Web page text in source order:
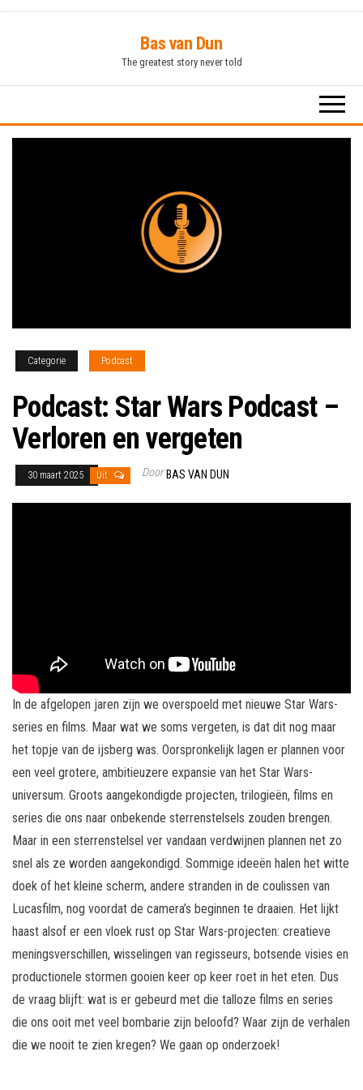
inhoud
Bas van Dun
The greatest story never told
Categorie Podcast
Podcast: Star Wars Podcast –
Verloren en vergeten
30 maart 2025 Uit Door BAS VAN DUN
In de afgelopen jaren zijn we overspoeld met nieuwe Star Wars-
series en films. Maar wat we soms vergeten, is dat dit nog maar
het topje van de ijsberg was. Oorspronkelijk lagen er plannen voor
een veel grotere, ambitieuzere expansie van het Star Wars-
universum. Groots aangekondigde projecten, trilogieën, films en
series die ons naar onbekende sterrenstelsels zouden brengen.
Maar in een sterrenstelsel ver vandaan verdwijnen plannen net zo
snel als ze worden aangekondigd. Sommige ideeën halen het witte
doek of het kleine scherm, andere stranden in de coulissen van
Lucasfilm, nog voordat de camera’s beginnen te draaien. Het lijkt
haast alsof er een vloek rust op Star Wars-projecten: creatieve
meningsverschillen, wisselingen van regisseurs, botsende visies en
productionele stormen gooien keer op keer roet in het eten. Dus
de vraag blijft: wat is er gebeurd met die talloze films en series
die ons ooit met veel bombarie zijn beloofd? Waar zijn de verhalen
die we nooit te zien kregen? We gaan op onderzoek!